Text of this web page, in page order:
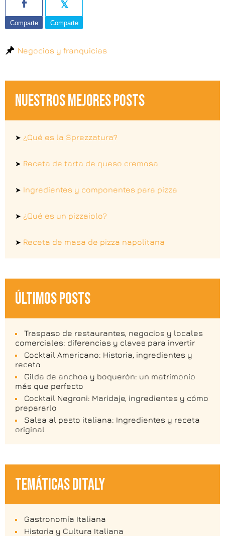
Comparte Comparte
Negocios y franquicias
NUESTROS MEJORES POSTS
➤ ¿Qué es la Sprezzatura?
➤ Receta de tarta de queso cremosa
➤ Ingredientes y componentes para pizza
➤ ¿Qué es un pizzaiolo?
➤ Receta de masa de pizza napolitana
ÚLTIMOS POSTS
Traspaso de restaurantes, negocios y locales
comerciales: diferencias y claves para invertir
Cocktail Americano: Historia, ingredientes y
receta
Gilda de anchoa y boquerón: un matrimonio
más que perfecto
Cocktail Negroni: Maridaje, ingredientes y cómo
prepararlo
Salsa al pesto italiana: Ingredientes y receta
original
TEMÁTICAS DITALY
Gastronomía Italiana
Historia y Cultura Italiana